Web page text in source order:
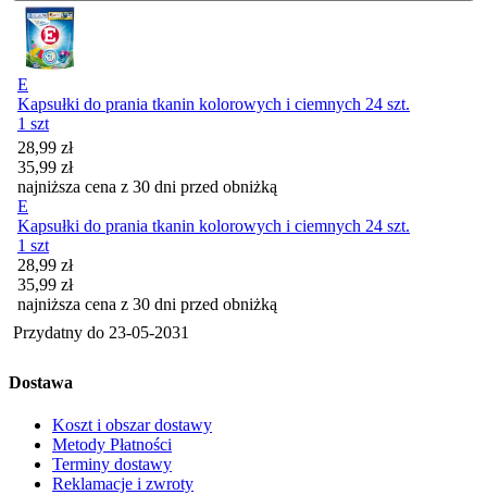
E
Kapsułki do prania tkanin kolorowych i ciemnych 24 szt.
1 szt
Cena promocyjna
28,99 zł
35,99 zł
najniższa cena z 30 dni przed obniżką
E
Kapsułki do prania tkanin kolorowych i ciemnych 24 szt.
1 szt
Cena promocyjna
28,99 zł
35,99 zł
najniższa cena z 30 dni przed obniżką
Przydatny do 23-05-2031
Dostawa
Koszt i obszar dostawy
Metody Płatności
Terminy dostawy
Reklamacje i zwroty